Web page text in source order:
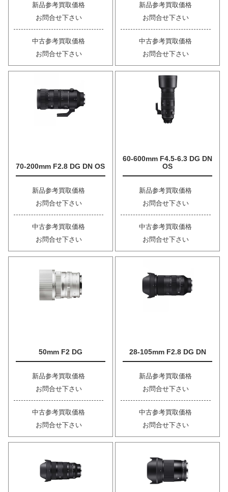
新品参考買取価格
お問合せ下さい
中古参考買取価格
お問合せ下さい
新品参考買取価格
お問合せ下さい
中古参考買取価格
お問合せ下さい
70-200mm F2.8 DG DN OS
新品参考買取価格
お問合せ下さい
中古参考買取価格
お問合せ下さい
60-600mm F4.5-6.3 DG DN
OS
新品参考買取価格
お問合せ下さい
中古参考買取価格
お問合せ下さい
50mm F2 DG
新品参考買取価格
お問合せ下さい
中古参考買取価格
お問合せ下さい
28-105mm F2.8 DG DN
新品参考買取価格
お問合せ下さい
中古参考買取価格
お問合せ下さい